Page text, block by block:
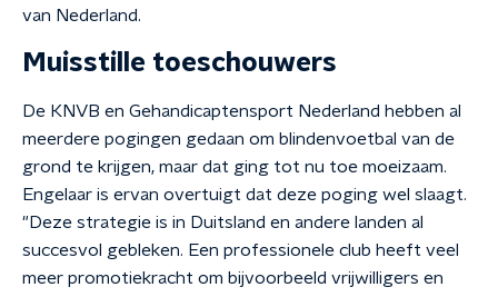
van Nederland.
Muisstille toeschouwers
De KNVB en Gehandicaptensport Nederland hebben al
meerdere pogingen gedaan om blindenvoetbal van de
grond te krijgen, maar dat ging tot nu toe moeizaam.
Engelaar is ervan overtuigt dat deze poging wel slaagt.
"Deze strategie is in Duitsland en andere landen al
succesvol gebleken. Een professionele club heeft veel
meer promotiekracht om bijvoorbeeld vrijwilligers en